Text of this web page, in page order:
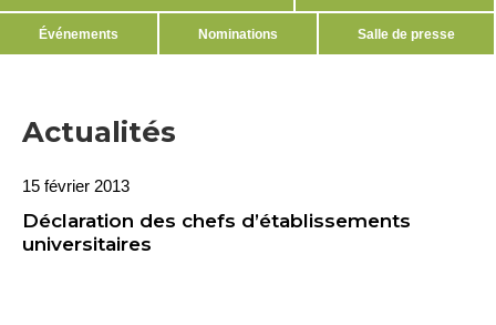
Événements Nominations Salle de presse
Actualités
15 février 2013
Déclaration des chefs d’établissements
universitaires